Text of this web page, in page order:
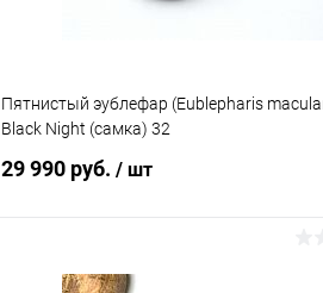
Пятнистый эублефар (Eublepharis
Black Night (самка) 32
29 990 руб. / шт